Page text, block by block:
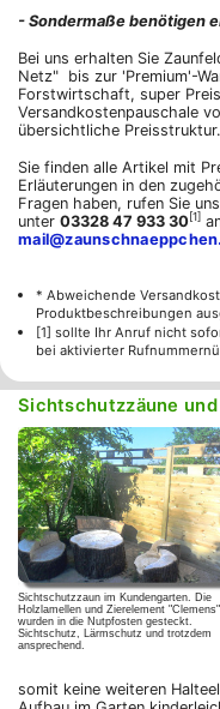
- Sondermaße benötigen
Bei uns erhalten Sie
Netz" bis zur 'Premium'-
Forstwirtschaft, super
Versandkostenpauschale
übersichtliche Preisstruktur.
Sie finden alle Artikel mit
Erläuterungen in den
Fragen haben, rufen Sie
unter 03328 47 933 30[1]
* Abweichende
Produktbeschreibungen
[1] sollte Ihr Anruf nicht
bei aktivierter
Sichtschutzzäune
Sichtschutzzaun im Kundengarten. Die
Holzlamellen und Zierelement "Clemens"
wurden in die Nutpfosten gesteckt.
Sichtschutz, Lärmschutz und trotzdem
ansprechend.
somit keine weiteren